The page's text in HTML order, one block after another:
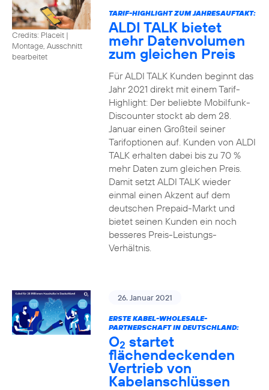
Credits: Placeit |
Montage, Ausschnitt
bearbeitet
TARIF-HIGHLIGHT ZUM JAHRESAUFTAKT:
ALDI TALK bietet
mehr Datenvolumen
zum gleichen Preis
Für ALDI TALK Kunden beginnt das
Jahr 2021 direkt mit einem Tarif-
Highlight: Der beliebte Mobilfunk-
Discounter stockt ab dem 28.
Januar einen Großteil seiner
Tarifoptionen auf. Kunden von ALDI
TALK erhalten dabei bis zu 70 %
mehr Daten zum gleichen Preis.
Damit setzt ALDI TALK wieder
einmal einen Akzent auf dem
deutschen Prepaid-Markt und
bietet seinen Kunden ein noch
besseres Preis-Leistungs-
Verhältnis.
26. Januar 2021
ERSTE KABEL-WHOLESALE-
PARTNERSCHAFT IN DEUTSCHLAND:
O2 startet
flächendeckenden
Vertrieb von
Kabelanschlüssen